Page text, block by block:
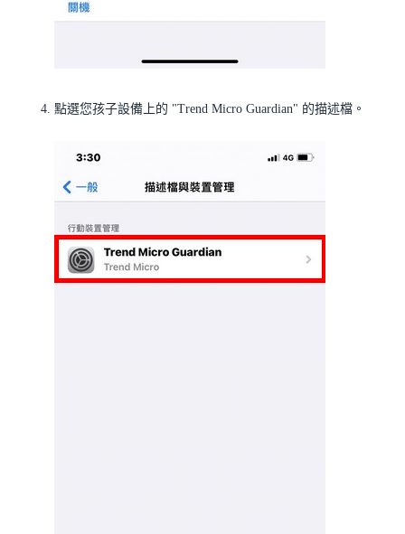
點選您孩子設備上的 "Trend Micro Guardian" 的描述檔。